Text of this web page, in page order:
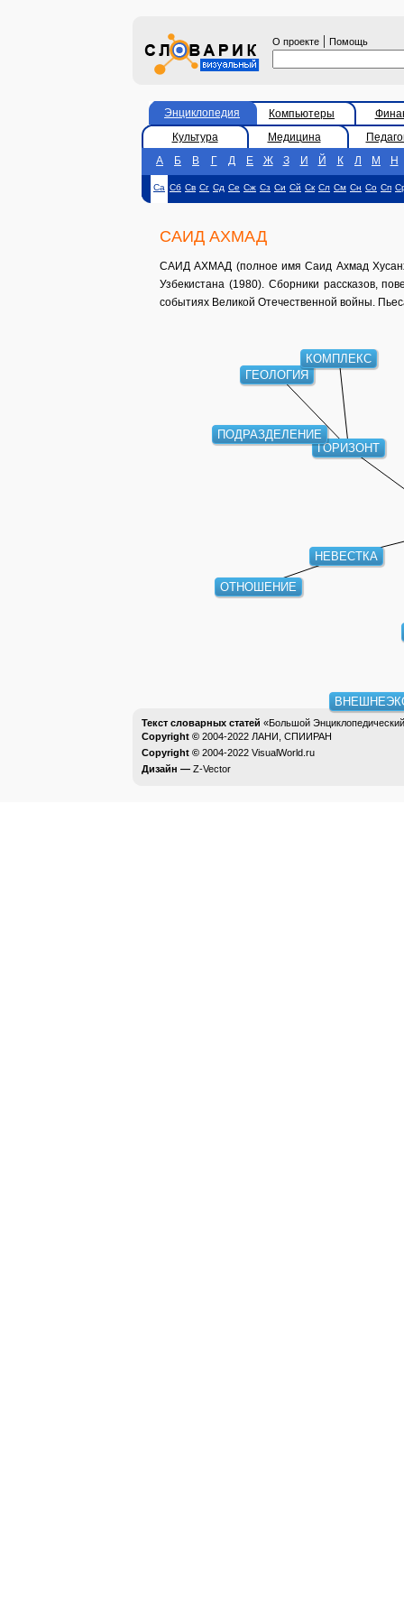
О проекте | Помощь
Энциклопедия Компьютеры
Культура
Медицина
А
Б В Г Д Е Ж З И Й К Л М Н
Са Сб Св Сг Сд Се Сж Сз Си Сй Ск Сл См Сн Со Сп
САИД АХМАД
САИД АХМАД (полное имя Саид Ахмад
Узбекистана (1980). Сборники рассказов,
событиях Великой Отечественной войны.
НЕВЕСТКА
ГОРИЗОНТ
ОТНОШЕНИЕ
ПОДРАЗДЕЛЕНИЕ
ГЕОЛОГИЯ
КОМПЛЕКС
Текст словарных статей «Большой
Copyright © 2004-2022 ЛАНИ, СПИИРАН
Copyright © 2004-2022 VisualWorld.ru
Дизайн — Z-Vector